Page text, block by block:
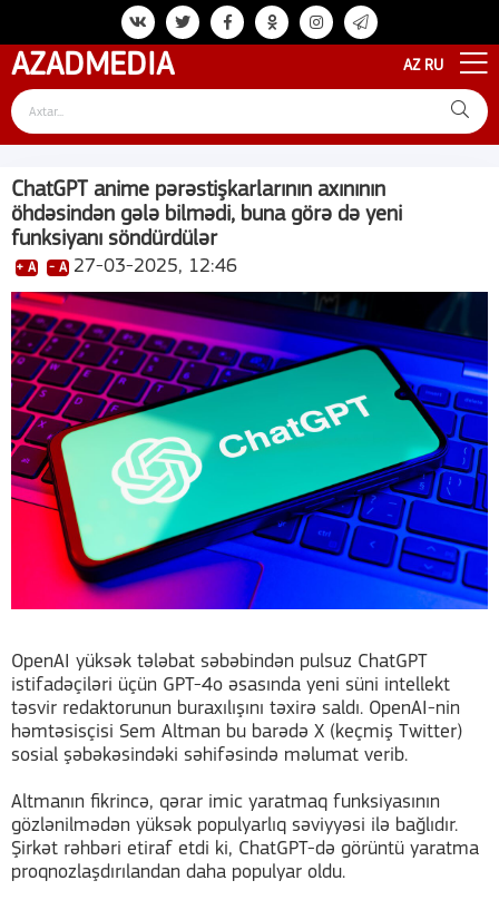
AZADMEDIA AZ RU
ChatGPT anime pərəstişkarlarının axınının
öhdəsindən gələ bilmədi, buna görə də yeni
funksiyanı söndürdülər
+ A - A 27-03-2025, 12:46
OpenAI yüksək tələbat səbəbindən pulsuz ChatGPT
istifadəçiləri üçün GPT-4o əsasında yeni süni intellekt
təsvir redaktorunun buraxılışını təxirə saldı. OpenAI-nin
həmtəsisçisi Sem Altman bu barədə X (keçmiş Twitter)
sosial şəbəkəsindəki səhifəsində məlumat verib.
Altmanın fikrincə, qərar imic yaratmaq funksiyasının
gözlənilmədən yüksək populyarlıq səviyyəsi ilə bağlıdır.
Şirkət rəhbəri etiraf etdi ki, ChatGPT-də görüntü yaratma
proqnozlaşdırılandan daha populyar oldu.